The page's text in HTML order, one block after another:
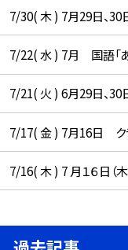
7/30( 木 ) 7月29日、
7/22( 水 ) 7月 国語「あ
7/21( 火 ) 6月29日、
7/17( 金 ) 7月16日 ク
7/16( 木 ) 7 月１６日（